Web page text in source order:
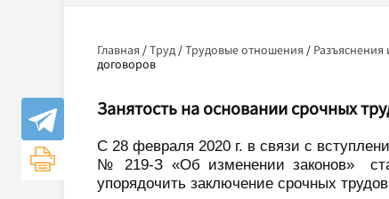
Главная /Труд/Трудовые отношения /
договоров
Занятость на основании срочных
С 28 февраля 2020 г. в связи с
№ 219-З «Об изменении законов»
упорядочить заключение срочных